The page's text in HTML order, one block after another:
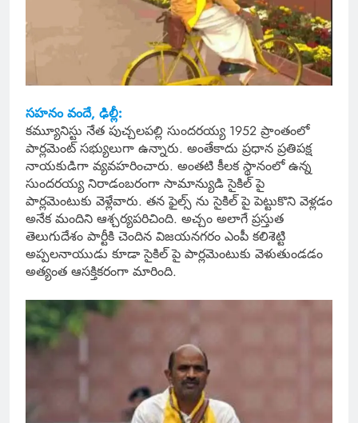
సహనం వందే, ఢిల్లీ:
కమ్యూనిస్టు నేత పుచ్చలపల్లి సుందరయ్య 1952 ప్రాంతంలో
పార్లమెంట్ సభ్యులుగా ఉన్నారు. అంతేకాదు ప్రధాన ప్రతిపక్ష
నాయకుడిగా వ్యవహరించారు. అంతటి కీలక స్థానంలో ఉన్న
సుందరయ్య నిరాడంబరంగా సామాన్యుడి సైకిల్ పై
పార్లమెంటుకు వెళ్లేవారు. తన ఫైల్స్ ను సైకిల్ పై పెట్టుకొని వెళ్లడం
అనేక మందిని ఆశ్చర్యపరిచింది. అచ్చం అలాగే ప్రస్తుత
తెలుగుదేశం పార్టీకి చెందిన విజయనగరం ఎంపీ కలిశెట్టి
అప్పలనాయుడు కూడా సైకిల్ పై పార్లమెంటుకు వెళుతుండడం
అత్యంత ఆసక్తికరంగా మారింది.